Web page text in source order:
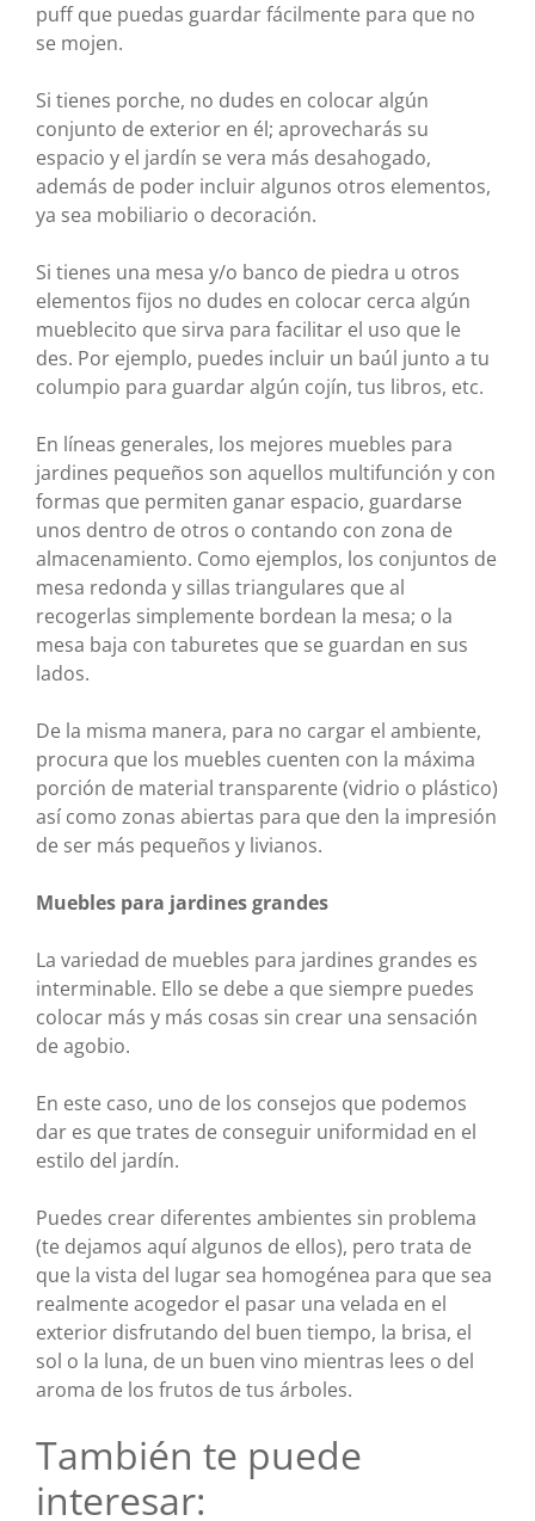
puff que puedas guardar fácilmente para que no
se mojen.
Si tienes porche, no dudes en colocar algún
conjunto de exterior en él; aprovecharás su
espacio y el jardín se vera más desahogado,
además de poder incluir algunos otros elementos,
ya sea mobiliario o decoración.
Si tienes una mesa y/o banco de piedra u otros
elementos fijos no dudes en colocar cerca algún
mueblecito que sirva para facilitar el uso que le
des. Por ejemplo, puedes incluir un baúl junto a tu
columpio para guardar algún cojín, tus libros, etc.
En líneas generales, los mejores muebles para
jardines pequeños son aquellos multifunción y con
formas que permiten ganar espacio, guardarse
unos dentro de otros o contando con zona de
almacenamiento. Como ejemplos, los conjuntos de
mesa redonda y sillas triangulares que al
recogerlas simplemente bordean la mesa; o la
mesa baja con taburetes que se guardan en sus
lados.
De la misma manera, para no cargar el ambiente,
procura que los muebles cuenten con la máxima
porción de material transparente (vidrio o plástico)
así como zonas abiertas para que den la impresión
de ser más pequeños y livianos.
Muebles para jardines grandes
La variedad de muebles para jardines grandes es
interminable. Ello se debe a que siempre puedes
colocar más y más cosas sin crear una sensación
de agobio.
En este caso, uno de los consejos que podemos
dar es que trates de conseguir uniformidad en el
estilo del jardín.
Puedes crear diferentes ambientes sin problema
(te dejamos aquí algunos de ellos), pero trata de
que la vista del lugar sea homogénea para que sea
realmente acogedor el pasar una velada en el
exterior disfrutando del buen tiempo, la brisa, el
sol o la luna, de un buen vino mientras lees o del
aroma de los frutos de tus árboles.
También te puede
interesar: